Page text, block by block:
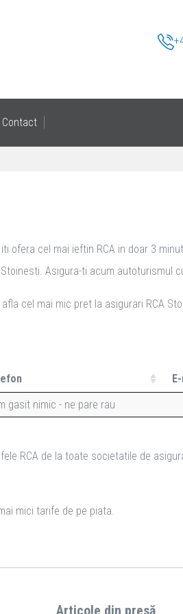
Contact
ofera cel mai ieftin RCA in doar 3
Asigura-ti acum autoturismul
cel mai mic pret la asigurari RCA
gasit nimic - ne pare rau
RCA de la toate societatile de
mici tarife de pe piata.
Articole din presă